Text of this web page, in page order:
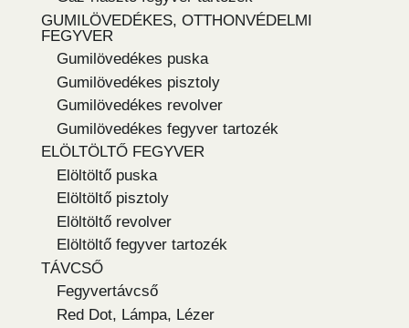
GUMILÖVEDÉKES, OTTHONVÉDELMI
FEGYVER
Gumilövedékes puska
Gumilövedékes pisztoly
Gumilövedékes revolver
Gumilövedékes fegyver tartozék
ELÖLTÖLTŐ FEGYVER
Elöltöltő puska
Elöltöltő pisztoly
Elöltöltő revolver
Elöltöltő fegyver tartozék
TÁVCSŐ
Fegyvertávcső
Red Dot, Lámpa, Lézer